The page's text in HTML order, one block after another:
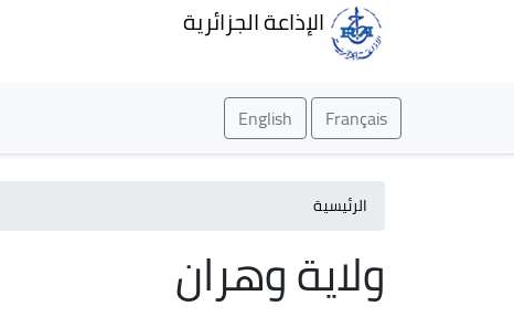
الإذاعة الجزائرية
Français
English
الرئيسية
ولاية وهران